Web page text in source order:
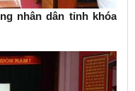
nhân dân tỉnh khóa